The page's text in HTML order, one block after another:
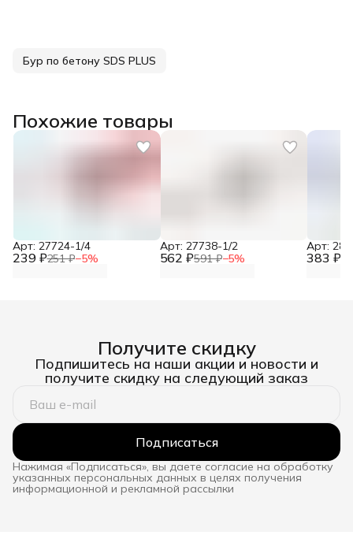
Бур по бетону SDS PLUS
Похожие товары
239 ₽251 ₽−5%
Арт: 27724-1/4
562 ₽591 ₽−5%
Арт: 27738-1/2
383 ₽
Арт:
Получите скидку
Подпишитесь на наши акции и новости и
получите скидку на следующий заказ
Подписаться
Нажимая «Подписаться», вы даете согласие на обработку
указанных персональных данных в целях получения
информационной и рекламной рассылки